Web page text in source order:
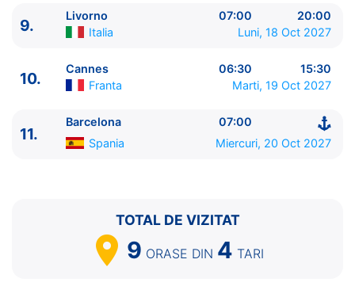
8.
Ajaccio, Corsica
07:00 - 18:00
Livorno Italia
Cannes
11. Barcelona Spania
9.
Livorno 07:00
20:00
Italia
Luni, 18 Oct 2027
10.
Cannes 06:30
15:30
Franta
Marti, 19 Oct 2027
11.
Barcelona
07:00
Spania
Miercuri, 20 Oct 2027
TOTAL DE VIZITAT
9 ORASE DIN 4 TARI